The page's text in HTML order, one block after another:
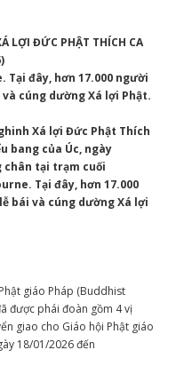
LỢI ĐỨC PHẬT THÍCH CA
Tại đây, hơn 17.000 người
cúng dường Xá lợi Phật.
Xá lợi Đức Phật Thích
bang của Úc, ngày
chân tại trạm cuối
Tại đây, hơn 17.000
bái và cúng dường Xá lợi
giáo Pháp (Buddhist
được phái đoàn gồm 4 vị
giao cho Giáo hội Phật giáo
18/01/2026 đến